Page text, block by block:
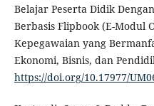
Belajar Peserta Didik
Berbasis Flipbook (E-Modul
Kepegawaian yang
Ekonomi, Bisnis, dan
https://doi.org/10.17977/